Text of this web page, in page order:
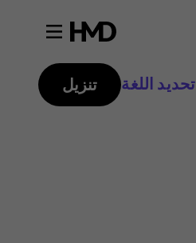
تحديد اللغة تنزيل